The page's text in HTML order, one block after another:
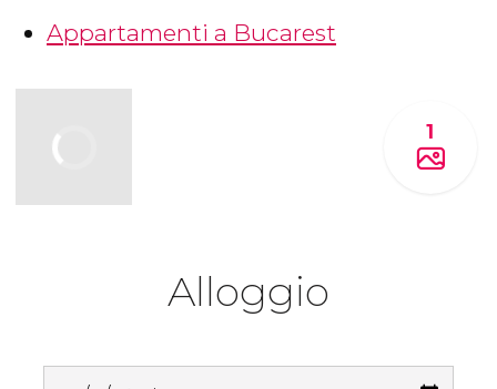
Appartamenti a Bucarest
1
Alloggio